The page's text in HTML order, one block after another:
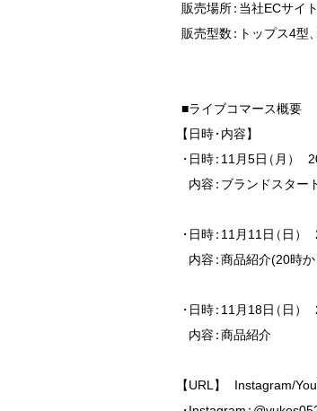
販売場所：当社ECサイト
販売型数： トップス4型
【 日時・内容】
・日時：11月5日（ 月 ）
  内容
：ブランドスター
・日時：11月11日（ 日 ）
  内容
：商品紹介(20時か
・日時：11月18日（ 日 ）
  内容
：商品紹介
【URL 】 Instagram/